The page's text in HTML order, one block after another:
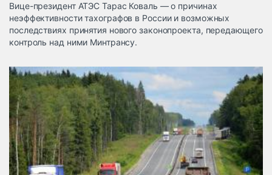
грузовые
терминалы
Коммерческий
транспорт
Спецтехника
Автосервис,
запчасти, шины
Топливо, масла и
автохимия
Дзен
Вице-президент АТЭС Тарас Коваль — о причинах
неэффективности тахографов в России и возможных
последствиях принятия нового законопроекта, передающего
контроль над ними Минтрансу.